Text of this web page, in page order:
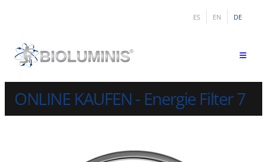
ES EN DE
ONLINE KAUFEN - Energie Filter 7